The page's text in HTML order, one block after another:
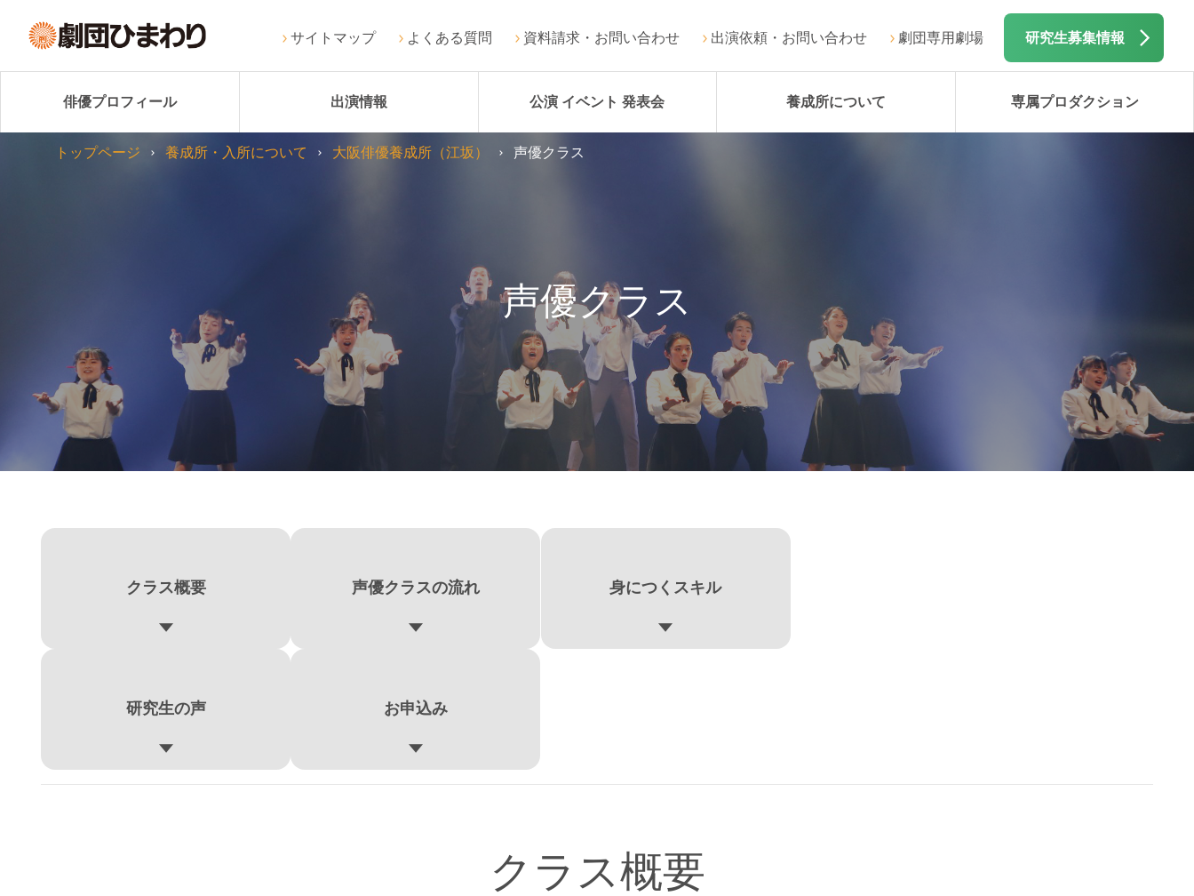
サイトマップ よくある質問 資料請求・お問い合わせ 出演依頼・お問い合わせ 劇団専用劇場 研究生募集情報
俳優プロフィール 出演情報 公演 イベント 発表会 養成所について 専属プロダクション
声優クラス
トップページ 養成所・入所について 大阪俳優養成所（江坂） 声優クラス
クラス概要 声優クラスの流れ 身につくスキル
研究生の声 お申込み
クラス概要